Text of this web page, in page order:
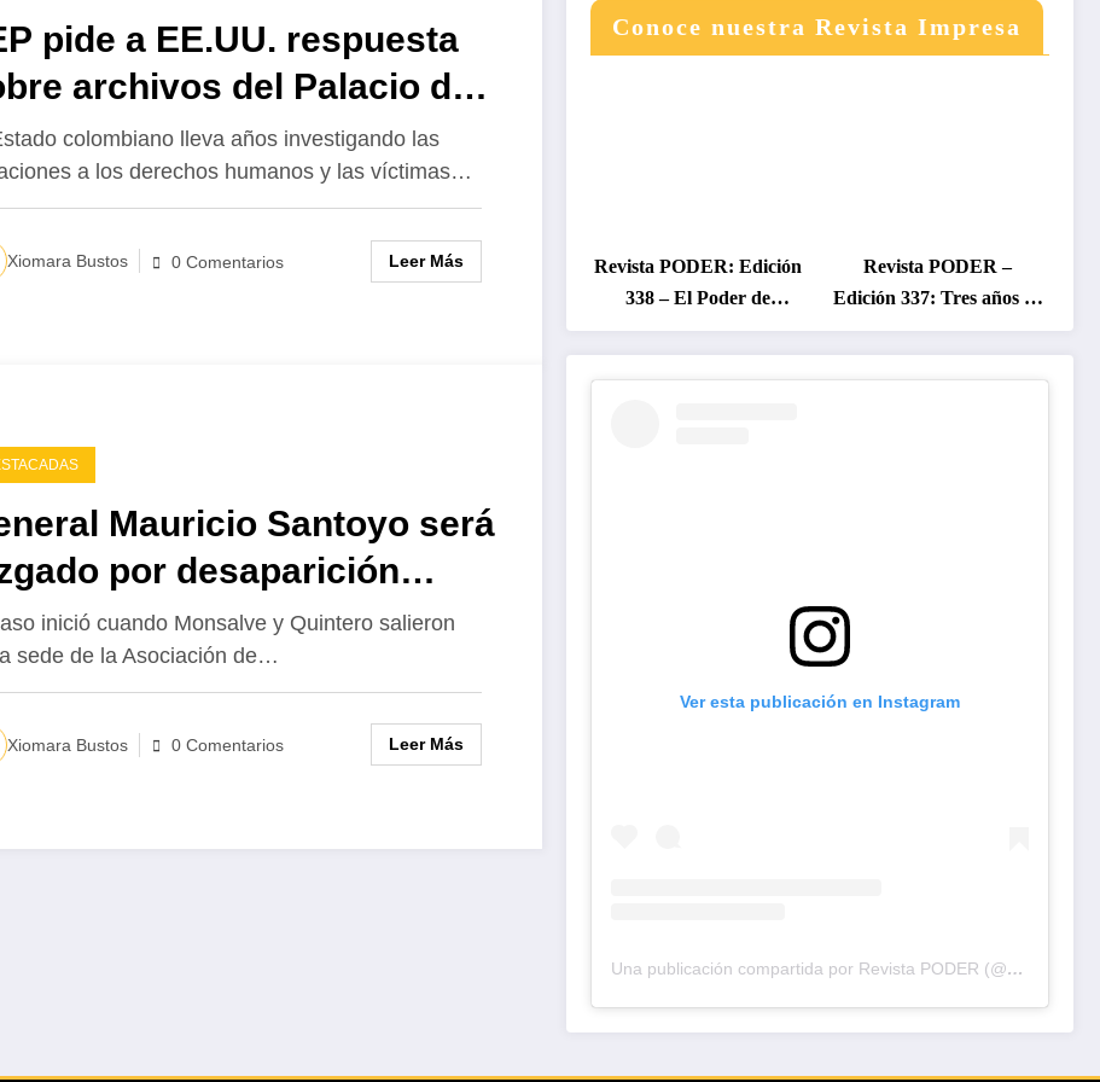
pide a EE.UU. respuesta
archivos del Palacio de
colombiano lleva años investigando las
a los derechos humanos y las víctimas…
Xiomara Bustos 0 Comentarios Leer Más
Mauricio Santoyo será
por desaparición
inició cuando Monsalve y Quintero salieron
sede de la Asociación de…
Xiomara Bustos 0 Comentarios Leer Más
Conoce nuestra Revista Impresa
Revista PODER: Edición
338 – El Poder de
Colombia en Disputa
2026
Revista PODER –
Edición 337: Tres años de
gobierno Petro, entre el
cambio prometido y el
Ver esta publicación en Instagram
Una publicación compartida por Revista PODER (@revistapodercol)